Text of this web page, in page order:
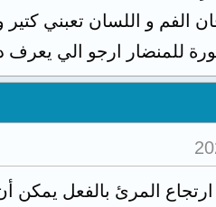
الفم و اللسان تعبني
للمنضار ارجو الي يعرف
ارتجاع المرئ بالفعل